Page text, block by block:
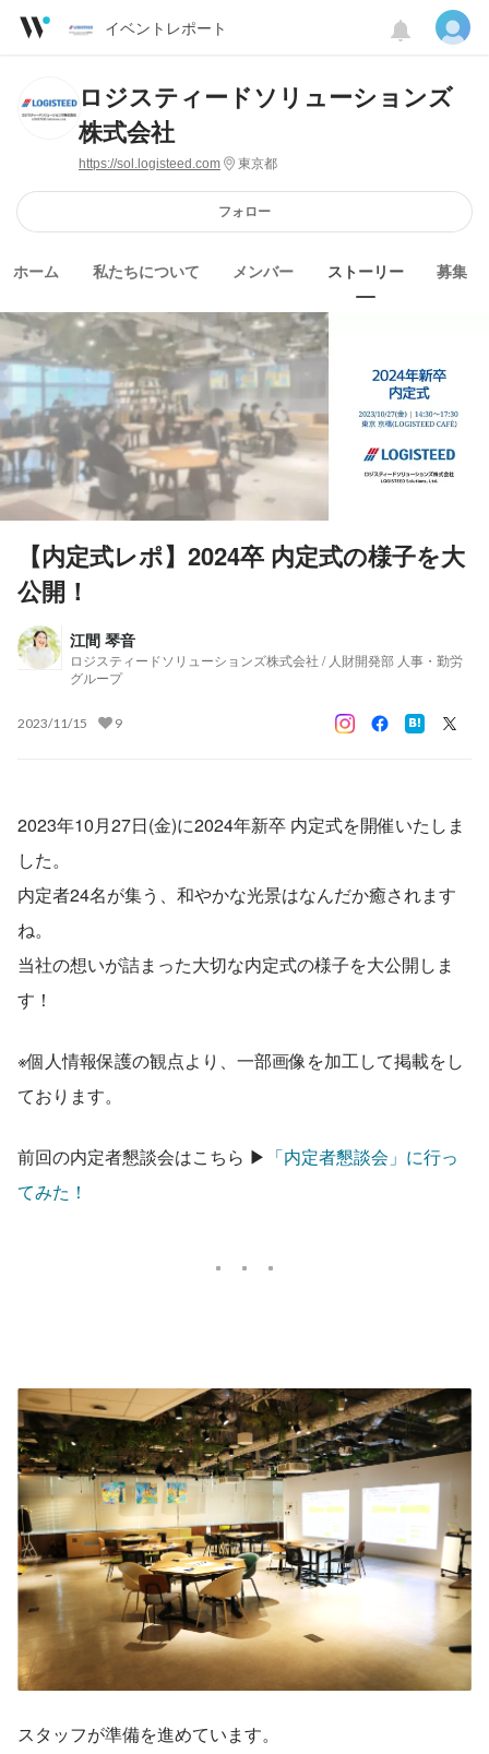
イベントレポート
ロジスティードソリューションズ
株式会社
https://sol.logisteed.com 東京都
フォロー
ホーム 私たちについて メンバー ストーリー 募集
【内定式レポ】2024卒 内定式の様子を大
公開！
江間 琴音
ロジスティードソリューションズ株式会社 / 人財開発部 人事・勤労
グループ
2023/11/15 9
2023年10月27日(金)に2024年新卒 内定式を開催いたしま
した。
内定者24名が集う、和やかな光景はなんだか癒されます
ね。
当社の想いが詰まった大切な内定式の様子を大公開しま
す！
※個人情報保護の観点より、一部画像を加工して掲載をし
ております。
前回の内定者懇談会はこちら ▶︎ 「内定者懇談会」に行っ
てみた！
スタッフが準備を進めています。